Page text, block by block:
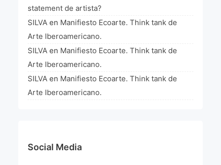
statement de artista?
SILVA en Manifiesto Ecoarte. Think tank de
Arte Iberoamericano.
SILVA en Manifiesto Ecoarte. Think tank de
Arte Iberoamericano.
SILVA en Manifiesto Ecoarte. Think tank de
Arte Iberoamericano.
Social Media